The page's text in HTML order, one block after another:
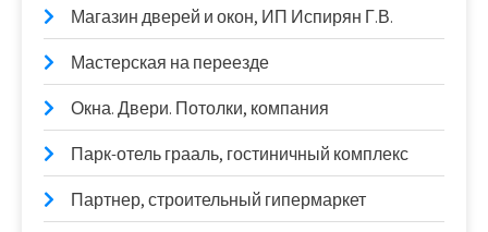
Магазин дверей и окон, ИП Испирян Г.В.
Мастерская на переезде
Окна. Двери. Потолки, компания
Парк-отель грааль, гостиничный комплекс
Партнер, строительный гипермаркет